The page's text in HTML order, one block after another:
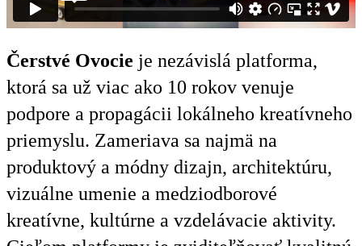
Čerstvé Ovocie je nezávislá platforma,
ktorá sa už viac ako 10 rokov venuje
podpore a propagácii lokálneho kreatívneho
priemyslu. Zameriava sa najmä na
produktový a módny dizajn, architektúru,
vizuálne umenie a medziodborové
kreatívne, kultúrne a vzdelávacie aktivity.